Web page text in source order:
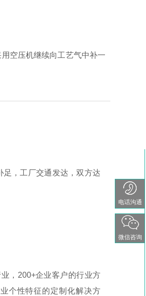
空压机继续向工艺气中补一
足，工厂交通发达，双方达
，200+企业客户的行业方
个性特征的定制化解决方
电话沟通
微信咨询